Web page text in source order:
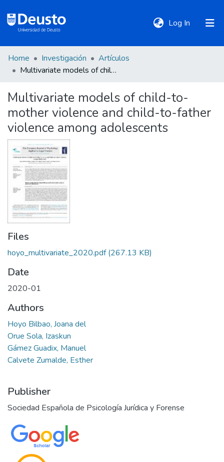
Log In (current)
DeustoTeka
Communities
&
Collections
All of DSpace
Statistics
Policies
Home Investigación
Artículos
Multivariate models of child-to-mother violence and child-to-father violence among adolescents
Multivariate models of child-to-
mother violence and child-to-father
violence among adolescents
Files
hoyo_multivariate_2020.pdf(267.13 KB)
Date
2020-01
Authors
Hoyo Bilbao, Joana del
Orue Sola, Izaskun
Gámez Guadix, Manuel
Calvete Zumalde, Esther
Publisher
Sociedad Española de Psicología Jurídica y Forense